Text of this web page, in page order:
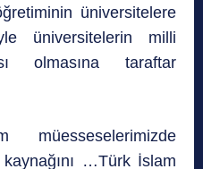
üniversitelere
üniversitelerin milli
olmasına taraftar
…Türk İslam